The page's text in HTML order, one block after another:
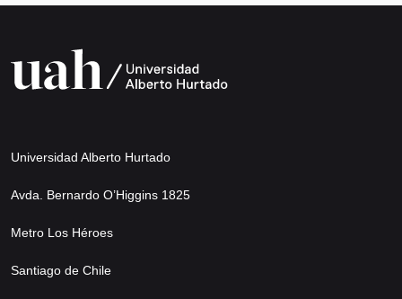
Universidad Alberto Hurtado
Avda. Bernardo O’Higgins 1825
Metro Los Héroes
Santiago de Chile